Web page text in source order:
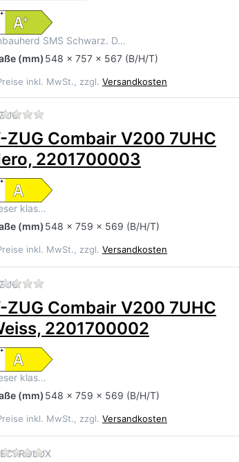
SMS Schwarz. D…
(mm) 548 x 757 x 567 (B/H/T)
inkl. MwSt., zzgl. Versandkosten
Zu diesem Produkt liegen noch keine
ZUG Combair V200 7UHC
2201700003
klas…
(mm) 548 x 759 x 569 (B/H/T)
inkl. MwSt., zzgl. Versandkosten
ZUG Combair V200 7UHC
2201700002
klas…
(mm) 548 x 759 x 569 (B/H/T)
inkl. MwSt., zzgl. Versandkosten
Zu diesem Produkt liegen noch keine